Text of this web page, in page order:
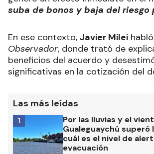
suba de bonos y baja del riesgo
En ese contexto, Javier Milei
Observador, donde trató de
beneficios del acuerdo y
significativas en la cotización del
Las más leídas
Por las lluvias y el
Gualeguaychú superó
cuál es el nivel de
evacuación
1